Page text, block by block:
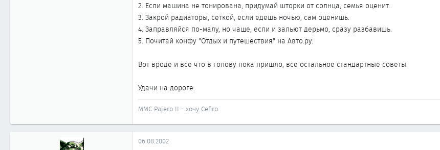
2. Если машина не тонирована, придумай шторки от солнца, семья оценит.
3. Закрой радиаторы, сеткой, если едешь ночью, сам оценишь.
4. Заправляйся по-малу, но чаще, если и зальют дерьмо, сразу разбавишь.
5. Почитай конфу "Отдых и путешествия" на Авто.ру.
Вот вроде и все что в голову пока пришло, все остальное стандартные советы.
Удачи на дороге.
MMC Pajero II - хочу Cefiro
06.08.2002